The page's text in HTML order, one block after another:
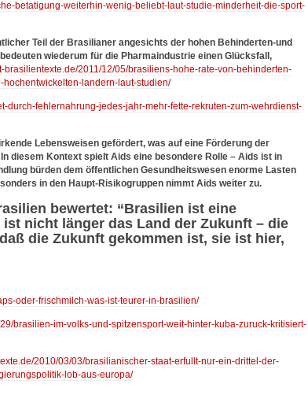
betatigung-weiterhin-wenig-beliebt-laut-studie-minderheit-die-sport-
Teil der Brasilianer angesichts der hohen Behinderten-und
wiederum für die Pharmaindustrie einen Glücksfall,
brasilientexte.de/2011/12/05/brasiliens-hohe-rate-von-behinderten-
landern-laut-studien/
durch-fehlernahrung-jedes-jahr-mehr-fette-rekruten-zum-wehrdienst-
Lebensweisen gefördert, was auf eine Förderung der
diesem Kontext spielt Aids eine besondere Rolle – Aids ist in
bürden dem öffentlichen Gesundheitswesen enorme Lasten
in den Haupt-Risikogruppen nimmt Aids weiter zu.
bewertet: “Brasilien ist eine
nicht länger das Land der Zukunft – die
die Zukunft gekommen ist, sie ist hier,
oder-frischmilch-was-ist-teurer-in-brasilien/
brasilien-im-volks-und-spitzensport-weit-hinter-kuba-zuruck-kritisiert-
2010/03/03/brasilianischer-staat-erfullt-nur-ein-drittel-der-
lob-aus-europa/